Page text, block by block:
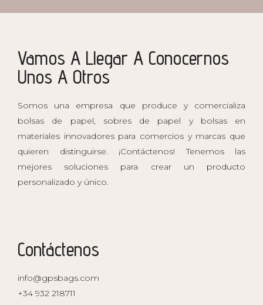
Vamos A Llegar A Conocernos
Unos A Otros
Somos una empresa que produce y comercializa
bolsas de papel, sobres de papel y bolsas en
materiales innovadores para comercios y marcas que
quieren distinguirse. ¡Contáctenos! Tenemos las
mejores soluciones para crear un producto
personalizado y único.
Contáctenos
info@gpsbags.com
+34 932 218711